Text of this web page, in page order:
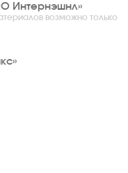
Интернэшнл»
возможно только